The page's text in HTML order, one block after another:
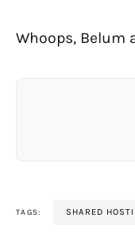
Whoops, Belum
TAGS: SHARED